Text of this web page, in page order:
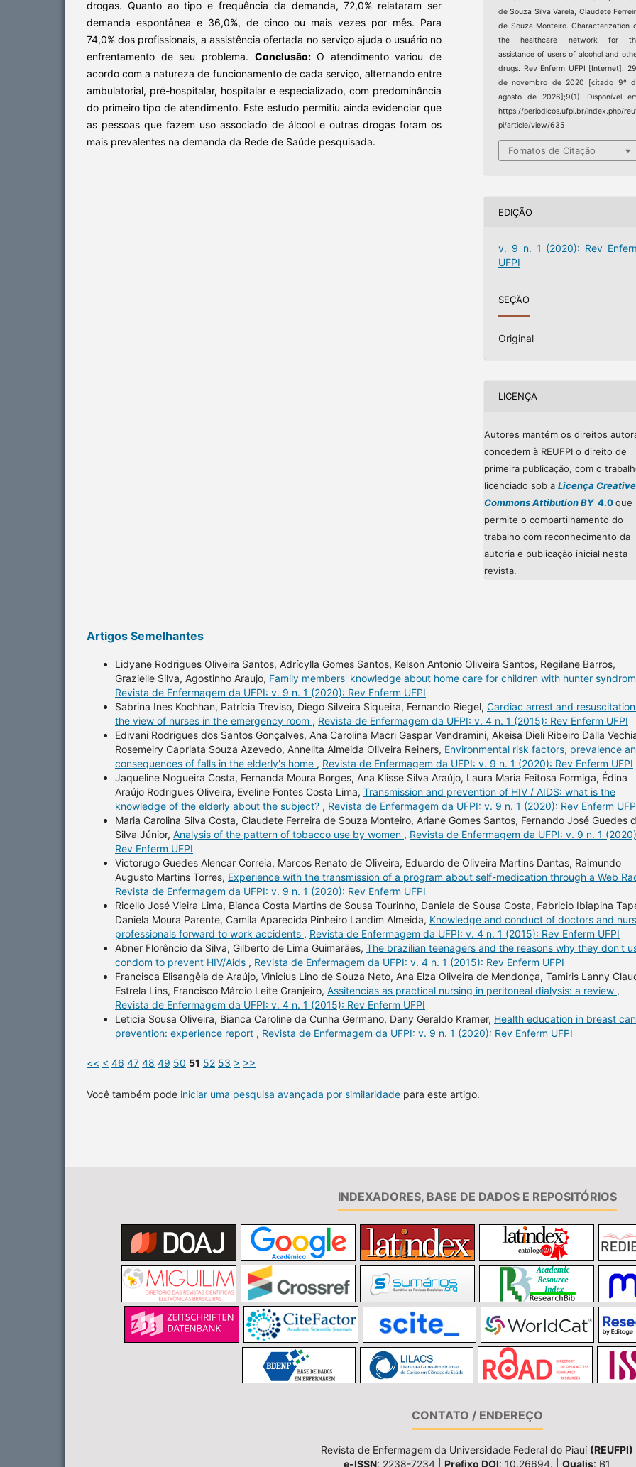
drogas. Quanto ao tipo e frequência da demanda, 72,0% relataram ser
demanda espontânea e 36,0%, de cinco ou mais vezes por mês. Para
74,0% dos profissionais, a assistência ofertada no serviço ajuda o usuário no
enfrentamento de seu problema. Conclusão:O atendimento variou de
acordo com a natureza de funcionamento de cada serviço, alternando entre
ambulatorial, pré-hospitalar, hospitalar e especializado, com predominância
do primeiro tipo de atendimento. Este estudo permitiu ainda evidenciar que
as pessoas que fazem uso associado de álcool e outras drogas foram os
mais prevalentes na demanda da Rede de Saúde pesquisada.
de Souza Silva Varela, Claudete
de Souza Monteiro. Characterization
the healthcare network for
assistance of users of alcohol and
drugs. Rev Enferm UFPI [Internet].
de novembro de 2020 [citado 9º
agosto de 2026];9(1). Disponível
https://periodicos.ufpi.br/index.php/
pi/article/view/635
Fomatos de Citação
EDIÇÃO
v. 9 n. 1 (2020): Rev
UFPI
SEÇÃO
Original
LICENÇA
Autores mantém os direitos
concedem à REUFPI o direito de
primeira publicação, com o
licenciado sob a Licença Creative
Commons Attibution BY4.0que
permite o compartilhamento do
trabalho com reconhecimento da
autoria e publicação inicial nesta
revista.
Artigos Semelhantes
Lidyane Rodrigues Oliveira Santos, Adrícylla Gomes Santos, Kelson Antonio Oliveira Santos, Regilane Barros,
Grazielle Silva, Agostinho Araujo, Family members' knowledge about home care for children with hunter
Revista de Enfermagem da UFPI: v. 9 n. 1 (2020): Rev Enferm UFPI
Sabrina Ines Kochhan, Patrícia Treviso, Diego Silveira Siqueira, Fernando Riegel, Cardiac arrest and
the view of nurses in the emergency room , Revista de Enfermagem da UFPI: v. 4 n. 1 (2015): Rev Enferm UFPI
Edivani Rodrigues dos Santos Gonçalves, Ana Carolina Macri Gaspar Vendramini, Akeisa Dieli Ribeiro Dalla
Rosemeiry Capriata Souza Azevedo, Annelita Almeida Oliveira Reiners, Environmental risk factors, prevalence
consequences of falls in the elderly's home , Revista de Enfermagem da UFPI: v. 9 n. 1 (2020): Rev Enferm UFPI
Jaqueline Nogueira Costa, Fernanda Moura Borges, Ana Klisse Silva Araújo, Laura Maria Feitosa Formiga, Édina
Araújo Rodrigues Oliveira, Eveline Fontes Costa Lima, Transmission and prevention of HIV / AIDS: what is the
knowledge of the elderly about the subject? , Revista de Enfermagem da UFPI: v. 9 n. 1 (2020): Rev Enferm
Maria Carolina Silva Costa, Claudete Ferreira de Souza Monteiro, Ariane Gomes Santos, Fernando José Guedes
Silva Júnior, Analysis of the pattern of tobacco use by women , Revista de Enfermagem da UFPI: v. 9 n. 1
Rev Enferm UFPI
Victorugo Guedes Alencar Correia, Marcos Renato de Oliveira, Eduardo de Oliveira Martins Dantas, Raimundo
Augusto Martins Torres, Experience with the transmission of a program about self-medication through a Web
Revista de Enfermagem da UFPI: v. 9 n. 1 (2020): Rev Enferm UFPI
Ricello José Vieira Lima, Bianca Costa Martins de Sousa Tourinho, Daniela de Sousa Costa, Fabricio Ibiapina
Daniela Moura Parente, Camila Aparecida Pinheiro Landim Almeida, Knowledge and conduct of doctors and
professionals forward to work accidents , Revista de Enfermagem da UFPI: v. 4 n. 1 (2015): Rev Enferm UFPI
Abner Florêncio da Silva, Gilberto de Lima Guimarães, The brazilian teenagers and the reasons why they don't
condom to prevent HIV/Aids , Revista de Enfermagem da UFPI: v. 4 n. 1 (2015): Rev Enferm UFPI
Francisca Elisangêla de Araújo, Vinicius Lino de Souza Neto, Ana Elza Oliveira de Mendonça, Tamiris Lanny
Estrela Lins, Francisco Márcio Leite Granjeiro, Assitencias as practical nursing in peritoneal dialysis: a review ,
Revista de Enfermagem da UFPI: v. 4 n. 1 (2015): Rev Enferm UFPI
Leticia Sousa Oliveira, Bianca Caroline da Cunha Germano, Dany Geraldo Kramer, Health education in breast
prevention: experience report , Revista de Enfermagem da UFPI: v. 9 n. 1 (2020): Rev Enferm UFPI
<< < 46 47 48 49 50 51 52 53 > >>
Você também pode iniciar uma pesquisa avançada por similaridade para este artigo.
INDEXADORES, BASE DE DADOS E REPOSITÓRIOS
CONTATO / ENDEREÇO
Revista de Enfermagem da Universidade Federal do Piauí (REUFPI)
e-ISSN: 2238-7234 | Prefixo DOI: 10.26694. | Qualis: B1